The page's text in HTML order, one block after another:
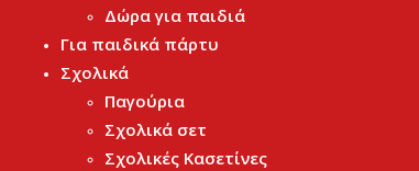
Δώρα για παιδιά
Για παιδικά πάρτυ
Σχολικά
Παγούρια
Σχολικά σετ
Σχολικές Κασετίνες